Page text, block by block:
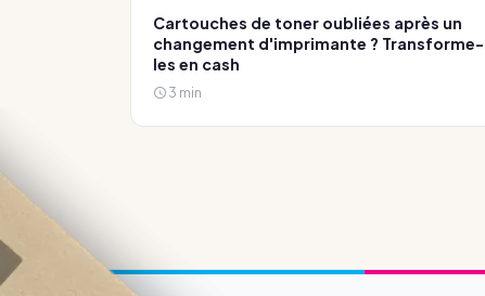
Cartouches de toner oubliées après un
changement d'imprimante ? Transforme-
les en cash
3 min